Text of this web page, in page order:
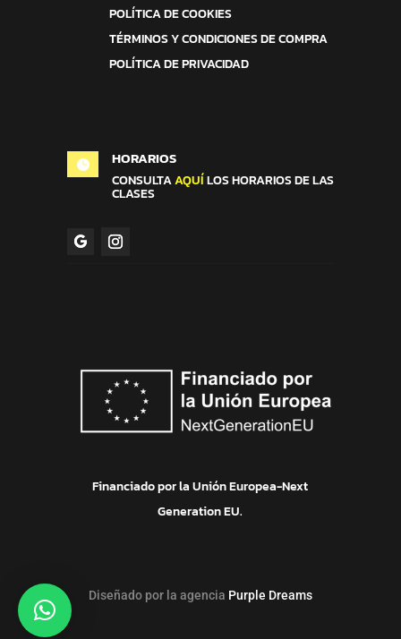
POLÍTICA DE COOKIES
TÉRMINOS Y CONDICIONES DE COMPRA
POLÍTICA DE PRIVACIDAD
 HORARIOS
CONSULTAAQUÍLOS HORARIOS DE LAS
CLASES
Financiado por la Unión Europea-Next
Generation EU.
Diseñado por la agencia Purple Dreams